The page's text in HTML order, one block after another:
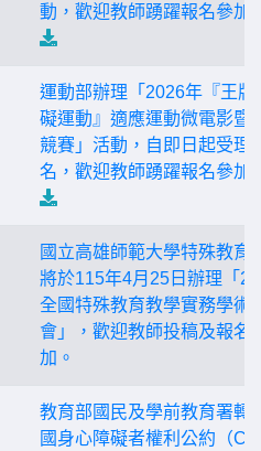
動，歡迎教師踴躍報名參加
運動部辦理「2026年『王牌
礙運動』適應運動微電影暨
競賽」活動，自即日起受理
名，歡迎教師踴躍報名參加
國立高雄師範大學特殊教育
將於115年4月25日辦理「
全國特殊教育教學實務學術
會」，歡迎教師投稿及報名
加。
教育部國民及學前教育署轉
國身心障礙者權利公約（